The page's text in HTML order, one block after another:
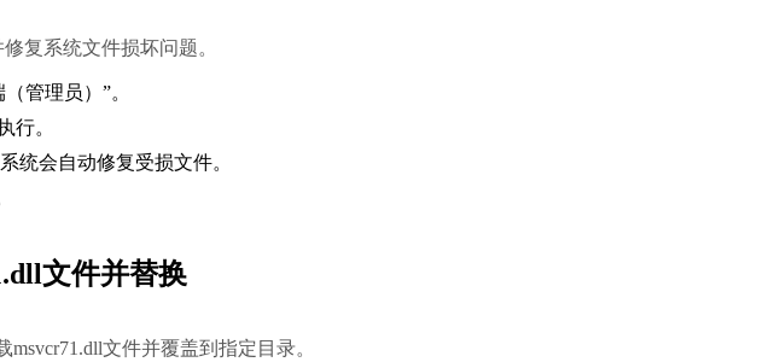
复系统文件损坏问题。
管理员）”。
行。
统会自动修复受损文件。
文件并替换
文件并覆盖到指定目录。